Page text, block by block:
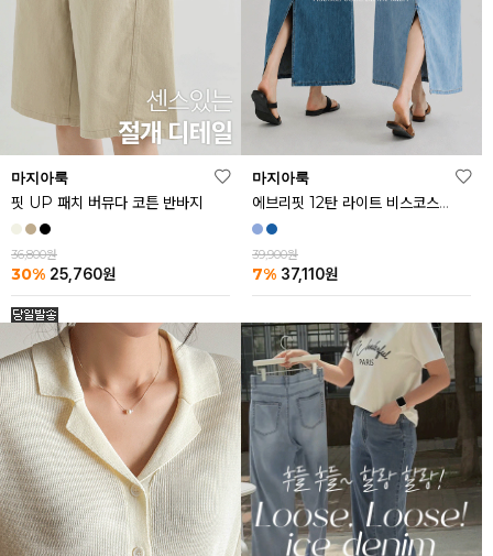
마지아룩
핏 UP 패치 버뮤다 코튼 반바지
36,800원
30% 25,760원
마지아룩
에브리핏 12탄 라이트 비스코스 쿨 데님 스커트
39,900원
7% 37,110원